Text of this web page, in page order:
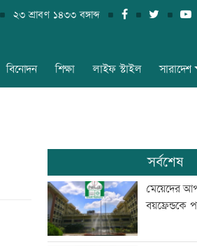
২৩ শ্রাবণ ১৪৩৩ বঙ্গাব্দ
বিনোদন শিক্ষা লাইফ স্টাইল সারাদেশ
সর্বশেষ
মেয়েদের
বয়ফ্রেন্ডকে